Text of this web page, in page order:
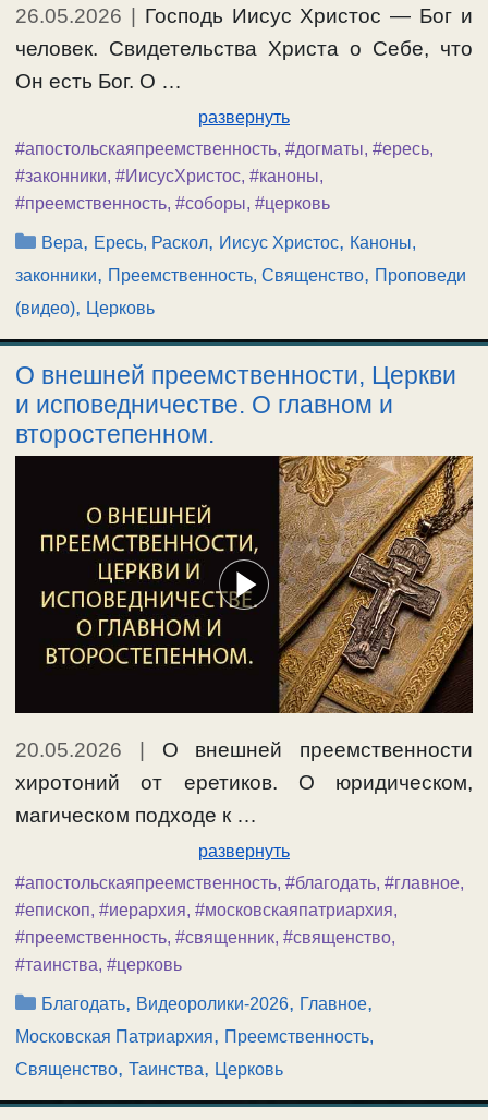
#хиротония
26.05.2026 | Господь Иисус Христос — Бог и
человек. Свидетельства Христа о Себе, что
Он есть Бог. О …
развернуть
#апостольскаяпреемственность, #догматы, #ересь,
#законники, #ИисусХристос, #каноны,
#преемственность, #соборы, #церковь
Рубрики
Вера, Ересь, Раскол, Иисус Христос, Каноны,
законники, Преемственность, Священство, Проповеди
(видео), Церковь
О внешней преемственности, Церкви
и исповедничестве. О главном и
второстепенном.
20.05.2026 | О внешней преемственности
хиротоний от еретиков. О юридическом,
магическом подходе к …
развернуть
#апостольскаяпреемственность, #благодать, #главное,
#епископ, #иерархия, #московскаяпатриархия,
#преемственность, #священник, #священство,
#таинства, #церковь
Рубрики
Благодать, Видеоролики-2026, Главное,
Московская Патриархия, Преемственность,
Священство, Таинства, Церковь